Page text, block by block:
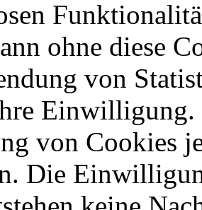
ohne diese
von
von Cookies
Die